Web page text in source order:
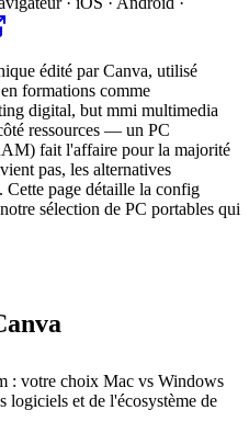
édité par Canva, utilisé
formations comme
digital, but mmi multimedia
ressources — un PC
fait l'affaire pour la majorité
pas, les alternatives
Cette page détaille la config
sélection de PC portables qui
: votre choix Mac vs Windows
logiciels et de l'écosystème de